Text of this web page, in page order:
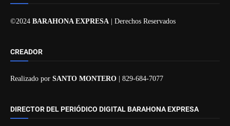
©2024 BARAHONA EXPRESA | Derechos Reservados
CREADOR
Realizado por SANTO MONTERO | 829-684-7077
DIRECTOR DEL PERIÓDICO DIGITAL BARAHONA EXPRESA